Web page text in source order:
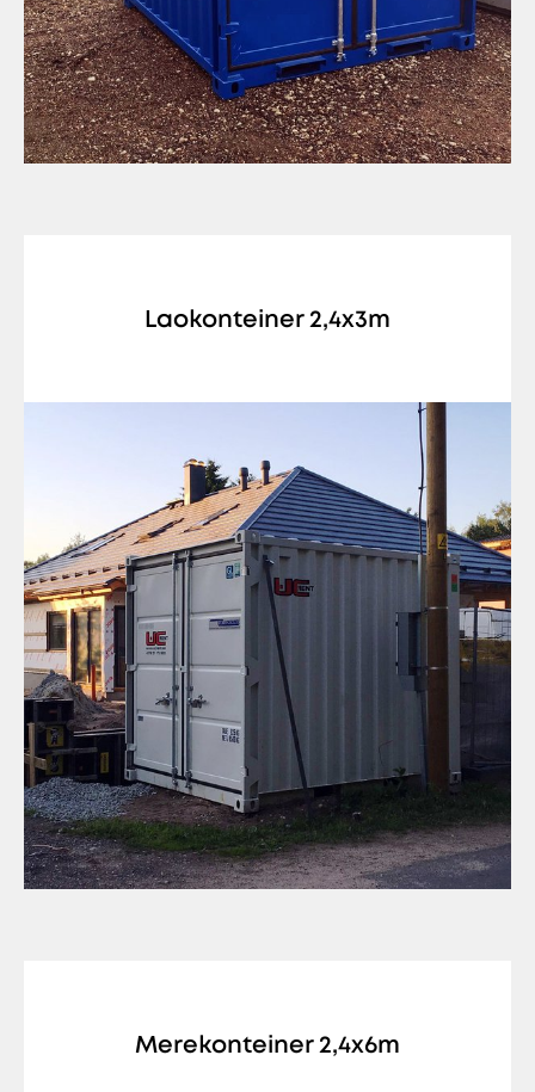
Laokonteiner 2,4x3m
Merekonteiner 2,4x6m